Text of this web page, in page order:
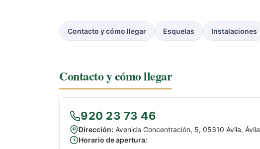
Contacto y cómo llegar Esquelas Instalaciones
Contacto y cómo llegar
920 23 73 46
Dirección: Avenida Concentración, 5, 05310 Avila, Ávila
Horario de apertura: